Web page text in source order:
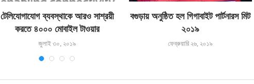
টেলিযোগাযোগ ব্যবস্থাকে আরও সাশ্রয়ী
করতে ৪০০০ মোবাইল টাওয়ার
জুলাই ৩০, ২০১৯
বগুড়ায় অনুষ্ঠিত হল গিগাবাইট পার্টনারস মিট
২০১৯
ফেব্রুয়ারি ২৬, ২০১৯